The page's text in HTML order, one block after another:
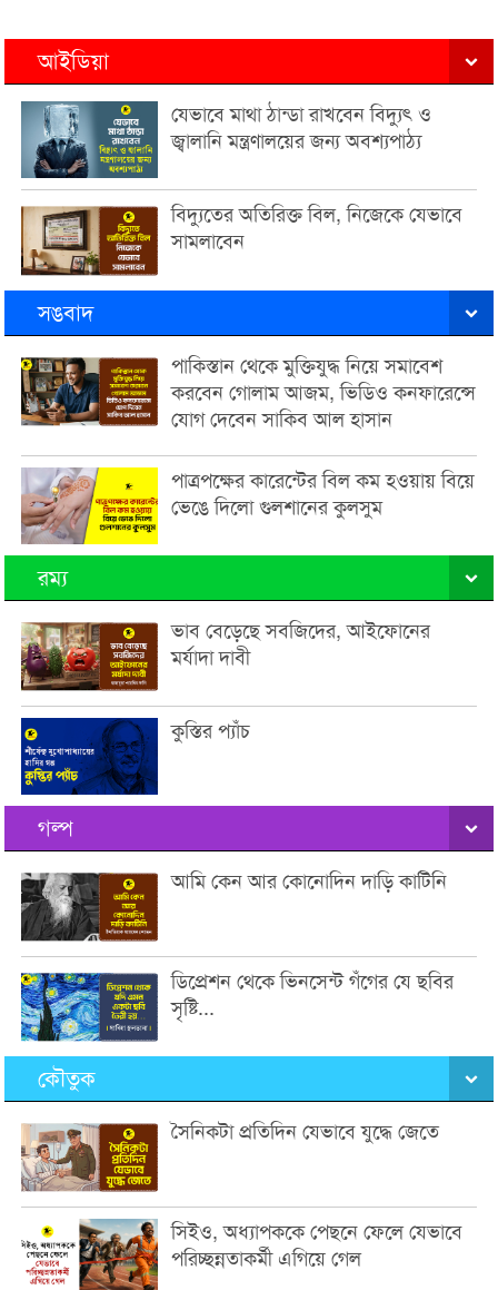
আইডিয়া
যেভাবে মাথা ঠান্ডা রাখবেন বিদ্যুৎ ও
জ্বালানি মন্ত্রণালয়ের জন্য অবশ্যপাঠ্য
বিদ্যুতের অতিরিক্ত বিল, নিজেকে যেভাবে
সামলাবেন
সঙবাদ
পাকিস্তান থেকে মুক্তিযুদ্ধ নিয়ে সমাবেশ
করবেন গোলাম আজম, ভিডিও কনফারেন্সে
যোগ দেবেন সাকিব আল হাসান
পাত্রপক্ষের কারেন্টের বিল কম হওয়ায় বিয়ে
ভেঙে দিলো গুলশানের কুলসুম
রম্য
ভাব বেড়েছে সবজিদের, আইফোনের
মর্যাদা দাবী
কুস্তির প্যাঁচ
গল্প
আমি কেন আর কোনোদিন দাড়ি কাটিনি
ডিপ্রেশন থেকে ভিনসেন্ট গঁগের যে ছবির
সৃষ্টি...
কৌতুক
সৈনিকটা প্রতিদিন যেভাবে যুদ্ধে জেতে
সিইও, অধ্যাপককে পেছনে ফেলে যেভাবে
পরিচ্ছন্নতাকর্মী এগিয়ে গেল